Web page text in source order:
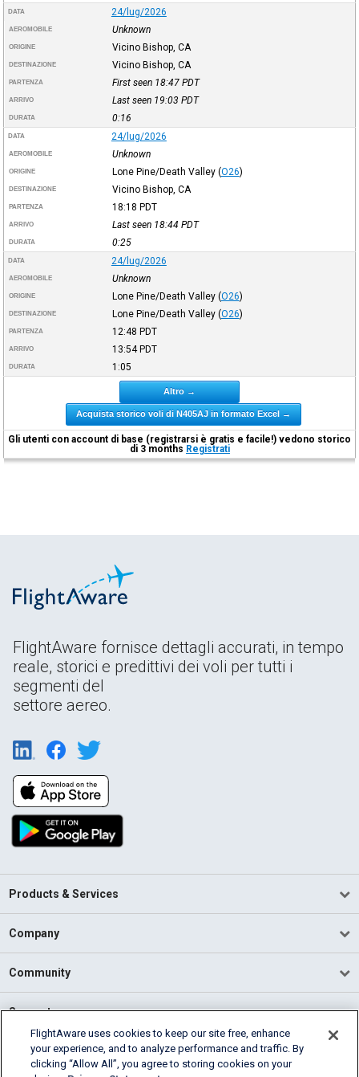
DATA 24/lug/2026
AEROMOBILE Unknown
ORIGINE Vicino Bishop, CA
DESTINAZIONE Vicino Bishop, CA
PARTENZA First seen 18:47 PDT
ARRIVO Last seen 19:03 PDT
DURATA 0:16
DATA 24/lug/2026
AEROMOBILE Unknown
ORIGINE Lone Pine/Death Valley (O26)
DESTINAZIONE Vicino Bishop, CA
PARTENZA 18:18 PDT
ARRIVO Last seen 18:44 PDT
DURATA 0:25
DATA 24/lug/2026
AEROMOBILE Unknown
ORIGINE Lone Pine/Death Valley (O26)
DESTINAZIONE Lone Pine/Death Valley (O26)
PARTENZA 12:48 PDT
ARRIVO 13:54PDT
DURATA 1:05
Altro →
Acquista storico voli di N405AJ in formato Excel →
Gli utenti con account di base (registrarsi è gratis e facile!) vedono storico
di 3 months Registrati
FlightAware fornisce dettagli accurati, in tempo
reale, storici e predittivi dei voli per tutti i
segmenti del
settore aereo.
Products & Services
Company
Community
Support
English (USA)
2026 FlightAware
FlightAware uses cookies to keep our site free, enhance
your experience, and to analyze performance and traffic. By
clicking “Allow All”, you agree to storing cookies on your